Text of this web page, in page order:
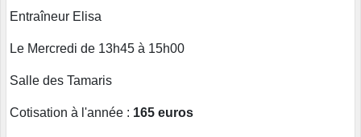
Entraîneur Elisa
Le Mercredi de 13h45 à 15h00
Salle des Tamaris
Cotisation à l'année : 165 euros